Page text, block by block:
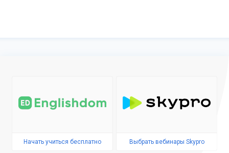
Начать учиться бесплатно Выбрать вебинары Skypro